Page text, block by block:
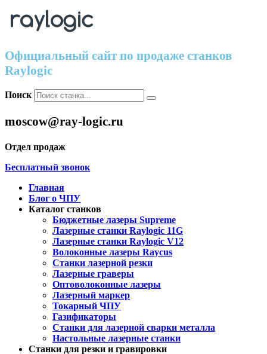
Официальный сайт по продаже станков
Raylogic
Поиск
moscow@ray-logic.ru
Отдел продаж
Бесплатный звонок
Главная
Блог о ЧПУ
Каталог станков
Бюджетные лазеры Supreme
Лазерные станки Raylogic 11G
Лазерные станки Raylogic V12
Волоконные лазеры Raycus
Станки лазерной резки
Лазерные граверы
Оптоволоконные лазеры
Лазерный маркер
Токарный ЧПУ
Газификаторы
Cтанки для лазерной сварки металла
Настольные лазерные станки
Станки для резки и гравировки